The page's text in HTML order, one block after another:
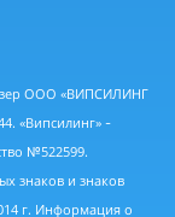
ООО «ВИПСИЛИНГ
«Випсилинг» -
№522599.
знаков и знаков
г. Информация о